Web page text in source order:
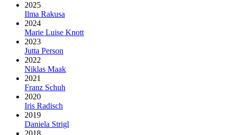
2025
Ilma Rakusa
2024
Marie Luise Knott
2023
Jutta Person
2022
Niklas Maak
2021
Franz Schuh
2020
Iris Radisch
2019
Daniela Strigl